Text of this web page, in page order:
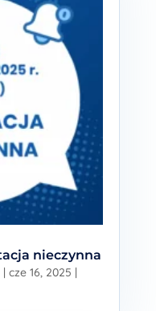
nieczynna
| cze 16, 2025 |